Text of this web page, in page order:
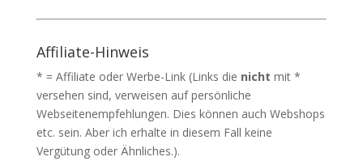
Affiliate-Hinweis
* = Affiliate oder Werbe-Link (Links die nicht mit *
versehen sind, verweisen auf persönliche
Webseitenempfehlungen. Dies können auch Webshops
etc. sein. Aber ich erhalte in diesem Fall keine
Vergütung oder Ähnliches.).